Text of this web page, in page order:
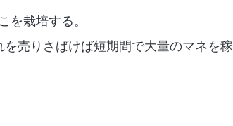
を栽培する。
売りさばけば短期間で大量のマネを稼